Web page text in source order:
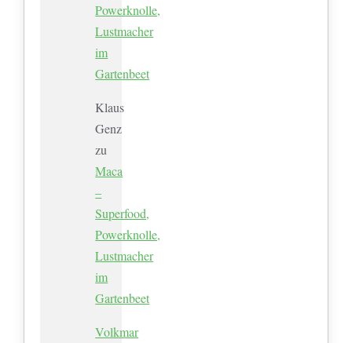
Powerknolle,
Lustmacher
im
Gartenbeet
Klaus
Genz
zu
Maca
–
Superfood,
Powerknolle,
Lustmacher
im
Gartenbeet
Volkmar